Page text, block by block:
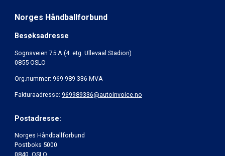
Norges Håndballforbund
Besøksadresse
Sognsveien 75 A (4. etg. Ullevaal Stadion)
0855 OSLO
Org.nummer: 969 989 336 MVA
Fakturaadresse: 969989336@autoinvoice.no
Postadresse:
Norges Håndballforbund
Postboks 5000
0840 OSLO